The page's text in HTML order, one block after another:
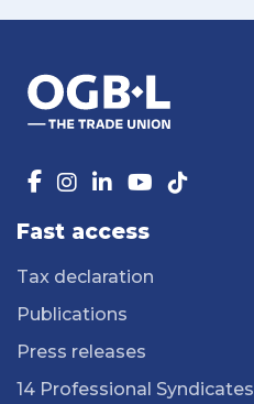
Fast access
Tax declaration
Publications
Press releases
14 Professional Syndicates